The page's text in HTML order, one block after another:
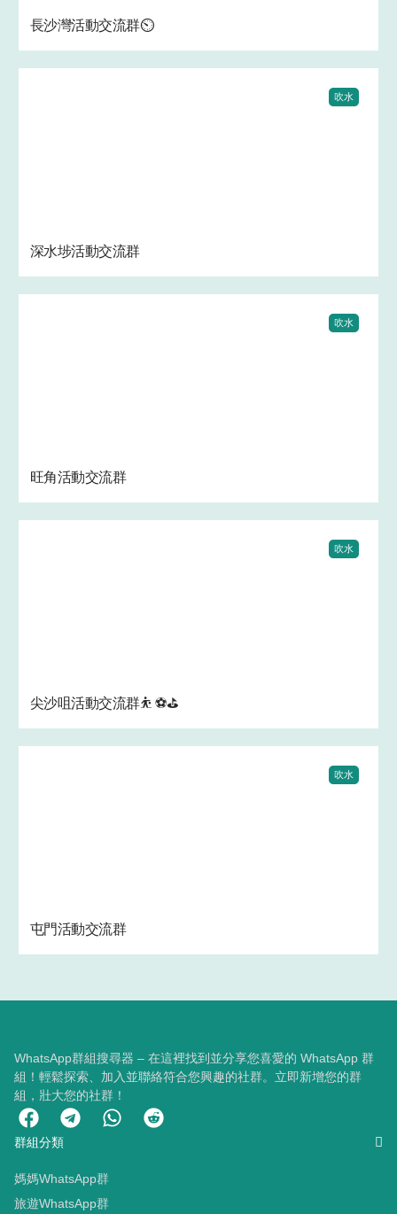
長沙灣活動交流群⏲️
吹水
深水埗活動交流群
吹水
旺角活動交流群
吹水
尖沙咀活動交流群⛹ ⚽⛳
吹水
屯門活動交流群
WhatsApp群組搜尋器 – 在這裡找到並分享您喜愛的 WhatsApp 群
組！輕鬆探索、加入並聯絡符合您興趣的社群。立即新增您的群
組，壯大您的社群！
群組分類
媽媽WhatsApp群
旅遊WhatsApp群